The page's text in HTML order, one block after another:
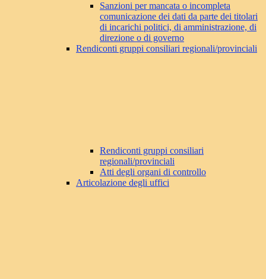
Sanzioni per mancata o incompleta
comunicazione dei dati da parte dei titolari
di incarichi politici, di amministrazione, di
direzione o di governo
Rendiconti gruppi consiliari regionali/provinciali
Rendiconti gruppi consiliari
regionali/provinciali
Atti degli organi di controllo
Articolazione degli uffici